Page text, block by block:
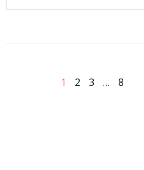
Posts
Page
1 Page
2 Page
3 … Page
8